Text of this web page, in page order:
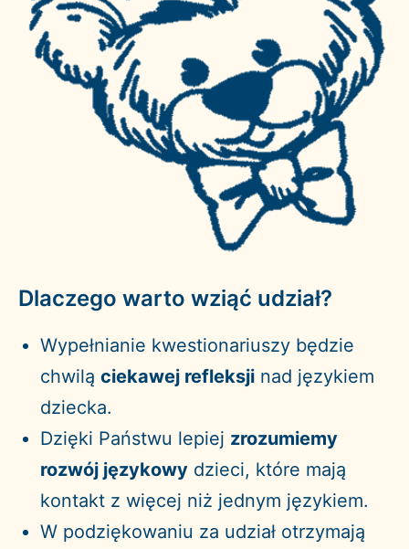
Dlaczego warto wziąć udział?
Wypełnianie kwestionariuszy będzie
chwilą ciekawej refleksji nad językiem
dziecka.
Dzięki Państwu lepiej zrozumiemy
rozwój językowy dzieci, które mają
kontakt z więcej niż jednym językiem.
W podziękowaniu za udział otrzymają